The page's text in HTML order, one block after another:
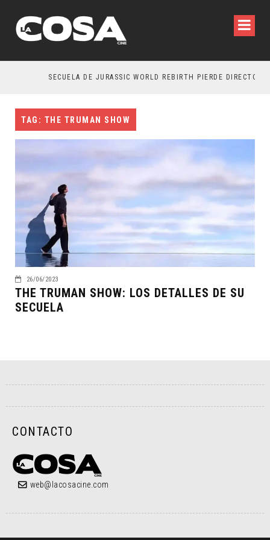
SECUELA DE JURASSIC WORLD REBIRTH PIERDE DIRECTOR
TAG: THE TRUMAN SHOW
26/06/2023
THE TRUMAN SHOW: LOS DETALLES DE SU
SECUELA
CONTACTO
web@lacosacine.com